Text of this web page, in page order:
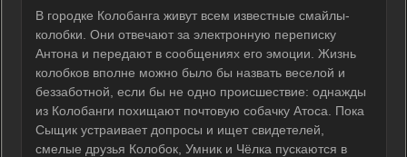
В городке Колобанга живут всем известные смайлы-
колобки. Они отвечают за электронную переписку
Антона и передают в сообщениях его эмоции. Жизнь
колобков вполне можно было бы назвать веселой и
беззаботной, если бы не одно происшествие: однажды
из Колобанги похищают почтовую собачку Атоса. Пока
Сыщик устраивает допросы и ищет свидетелей,
смелые друзья Колобок, Умник и Чёлка пускаются в